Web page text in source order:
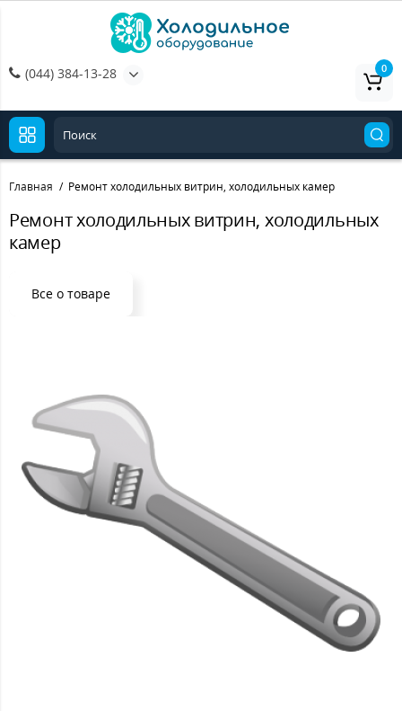
(044) 384-13-28 0
Главная Ремонт холодильных витрин, холодильных камер
Ремонт холодильных витрин, холодильных
камер
Все о товаре